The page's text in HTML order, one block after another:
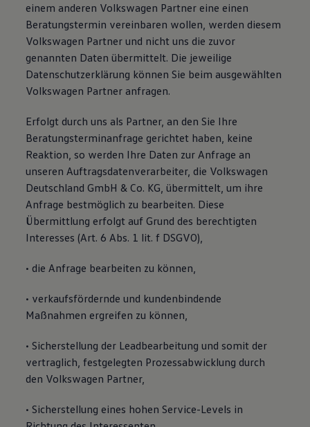
einem anderen Volkswagen Partner eine einen
Beratungstermin vereinbaren wollen, werden diesem
Volkswagen Partner und nicht uns die zuvor
genannten Daten übermittelt. Die jeweilige
Datenschutzerklärung können Sie beim ausgewählten
Volkswagen Partner anfragen.
Erfolgt durch uns als Partner, an den Sie Ihre
Beratungsterminanfrage gerichtet haben, keine
Reaktion, so werden Ihre Daten zur Anfrage an
unseren Auftragsdatenverarbeiter, die Volkswagen
Deutschland GmbH & Co. KG, übermittelt, um ihre
Anfrage bestmöglich zu bearbeiten. Diese
Übermittlung erfolgt auf Grund des berechtigten
Interesses (Art. 6 Abs. 1 lit. f DSGVO),
• die Anfrage bearbeiten zu können,
• verkaufsfördernde und kundenbindende
Maßnahmen ergreifen zu können,
• Sicherstellung der Leadbearbeitung und somit der
vertraglich, festgelegten Prozessabwicklung durch
den Volkswagen Partner,
• Sicherstellung eines hohen Service-Levels in